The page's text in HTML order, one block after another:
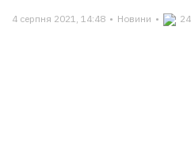
4 серпня 2021, 14:48 • Новини •